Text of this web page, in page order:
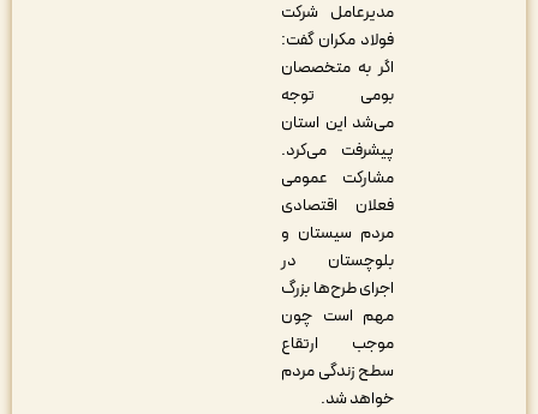
مدیرعامل شرکت
فولاد مکران گفت:
اگر به متخصصان
بومی توجه
می‌شد این استان
پیشرفت می‌کرد.
مشارکت عمومی
فعلان اقتصادی
مردم سیستان و
بلوچستان در
اجرای طرح‌ها بزرگ
مهم است چون
موجب ارتقاع
سطح زندگی مردم
خواهد شد.